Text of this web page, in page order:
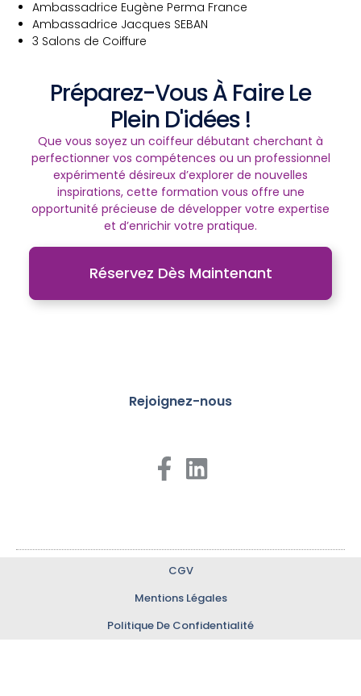
Ambassadrice Eugène Perma France
Ambassadrice Jacques SEBAN
3 Salons de Coiffure
Préparez-Vous À Faire Le
Plein D'idées !
Que vous soyez un coiffeur débutant cherchant à
perfectionner vos compétences ou un professionnel
expérimenté désireux d’explorer de nouvelles
inspirations, cette formation vous offre une
opportunité précieuse de développer votre expertise
et d’enrichir votre pratique.
Réservez Dès Maintenant
Rejoignez-nous
CGV
Mentions Légales
Politique De Confidentialité